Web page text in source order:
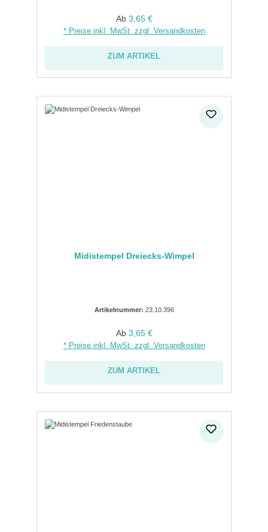
Regulärer Preis:
Ab 3,65 €
* Preise inkl. MwSt. zzgl. Versandkosten
ZUM ARTIKEL
Midistempel Dreiecks-Wimpel
Artikelnummer: 23.10.396
Regulärer Preis:
Ab 3,65 €
* Preise inkl. MwSt. zzgl. Versandkosten
ZUM ARTIKEL